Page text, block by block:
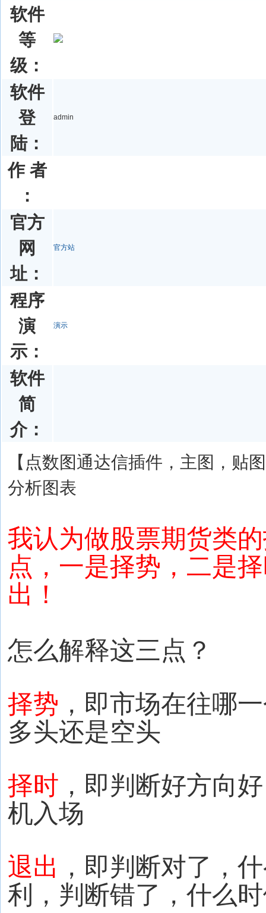
软件
等
级：
软件
登
陆：
admin
作 者
：
官方
网
址：
官方站
程序
演
示：
演示
软件
简
介：
【点数图通达信插件，主图，贴
分析图表
我认为做股票期货类
点，一是择势，二是
出！
怎么解释这三点？
择势 ，即市场在往哪
多头还是空头
择时 ，即判断好方向
机入场
退出 ，即判断对了，
利，判断错了，什么